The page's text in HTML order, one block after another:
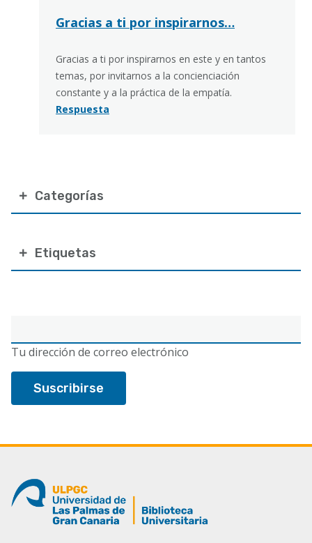
electrónico
Tu dirección de correo electrónico
Categorías
Etiquetas
Koldobi
Gracias a ti por inspirarnos…
Gracias a ti por inspirarnos en este y en tantos
temas, por invitarnos a la concienciación
constante y a la práctica de la empatía.
Respuesta